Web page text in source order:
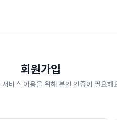
회원가입
서비스 이용을 위해 본인 인증이 필요해